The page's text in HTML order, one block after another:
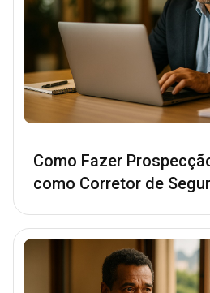
Como Fazer
como Corretor de